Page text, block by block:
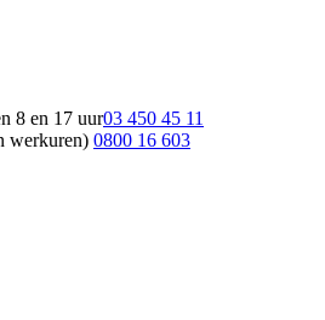
8 en 17 uur03 450 45 11
werkuren) 0800 16 603